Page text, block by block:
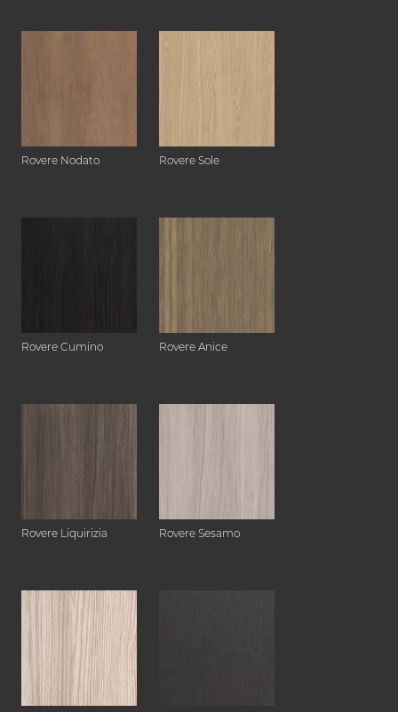
Rovere Nodato Rovere Sole
Rovere Cumino Rovere Anice
Rovere Liquirizia Rovere Sesamo